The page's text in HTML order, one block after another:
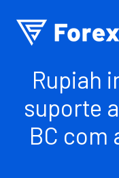
Rupiah
suporte
BC com